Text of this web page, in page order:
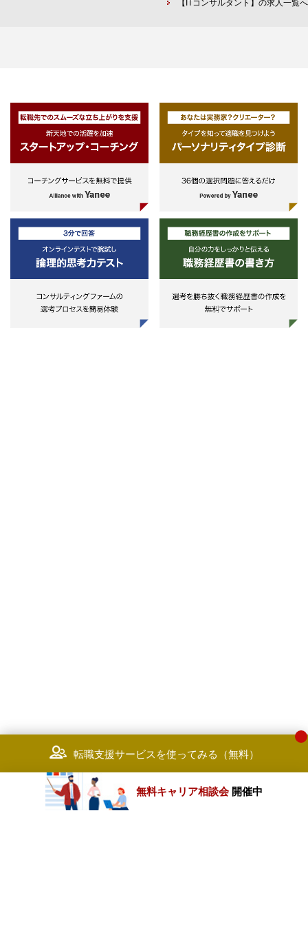
【ITコンサルタント】の求人一覧へ
転職支援サービスを使ってみる（無料）
無料キャリア相談会 開催中